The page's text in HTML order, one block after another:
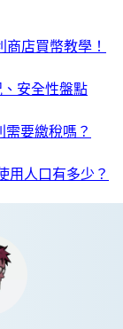
店買幣教學！
安全性盤點
要繳稅嗎？
用人口有多少？